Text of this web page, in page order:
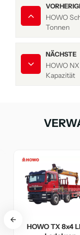
HOWO
Tonnen
NÄCHSTE
HOWO
Kapazität